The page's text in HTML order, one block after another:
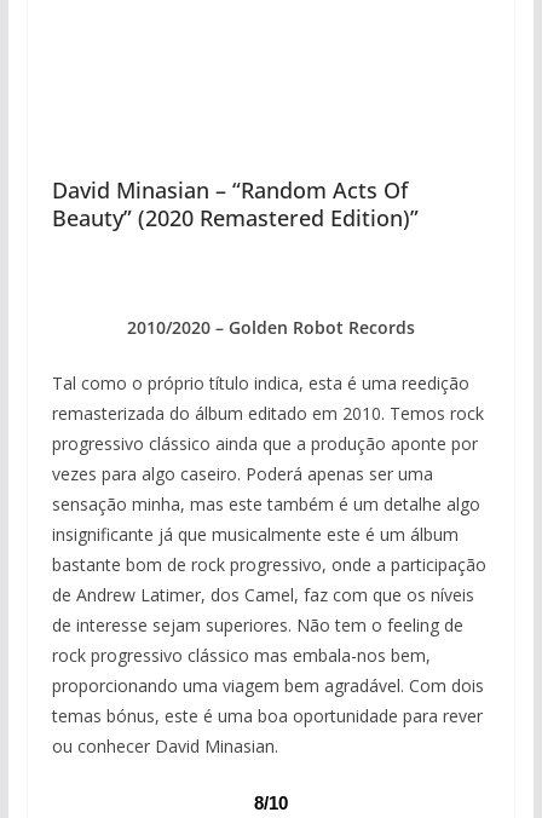
David Minasian – “Random Acts Of
Beauty” (2020 Remastered Edition)”
2010/2020 – Golden Robot Records
Tal como o próprio título indica, esta é uma reedição
remasterizada do álbum editado em 2010. Temos rock
progressivo clássico ainda que a produção aponte por
vezes para algo caseiro. Poderá apenas ser uma
sensação minha, mas este também é um detalhe algo
insignificante já que musicalmente este é um álbum
bastante bom de rock progressivo, onde a participação
de Andrew Latimer, dos Camel, faz com que os níveis
de interesse sejam superiores. Não tem o feeling de
rock progressivo clássico mas embala-nos bem,
proporcionando uma viagem bem agradável. Com dois
temas bónus, este é uma boa oportunidade para rever
ou conhecer David Minasian.
8/10